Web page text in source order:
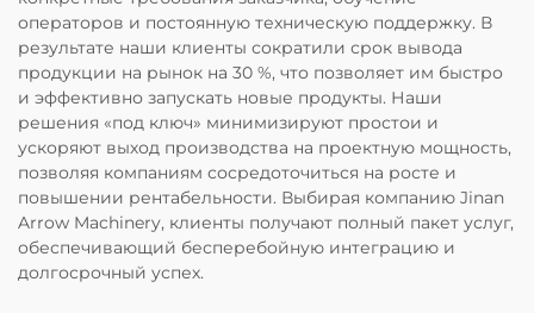
операторов и постоянную техническую поддержку. В
результате наши клиенты сократили срок вывода
продукции на рынок на 30 %, что позволяет им быстро
и эффективно запускать новые продукты. Наши
решения «под ключ» минимизируют простои и
ускоряют выход производства на проектную мощность,
позволяя компаниям сосредоточиться на росте и
повышении рентабельности. Выбирая компанию Jinan
Arrow Machinery, клиенты получают полный пакет услуг,
обеспечивающий бесперебойную интеграцию и
долгосрочный успех.